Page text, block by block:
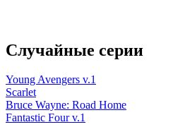
Случайные серии
Young Avengers v.1
Scarlet
Bruce Wayne: Road Home
Fantastic Four v.1